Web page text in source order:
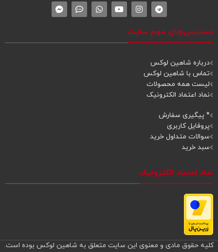
دسترسی‌های مهم سایت
درباره شاهین لوکس
تماس با شاهین لوکس
لیست همه محصولات
نماد اعتماد الکترونیک
* پیگیری سفارش
پروفایل کاربری
سوالات متداول خرید
سبد خرید
نماد اعتماد الکترونیک
کلیه حقوق مادی و معنوی این سایت متعلق به شاهین لوکس بوده است.